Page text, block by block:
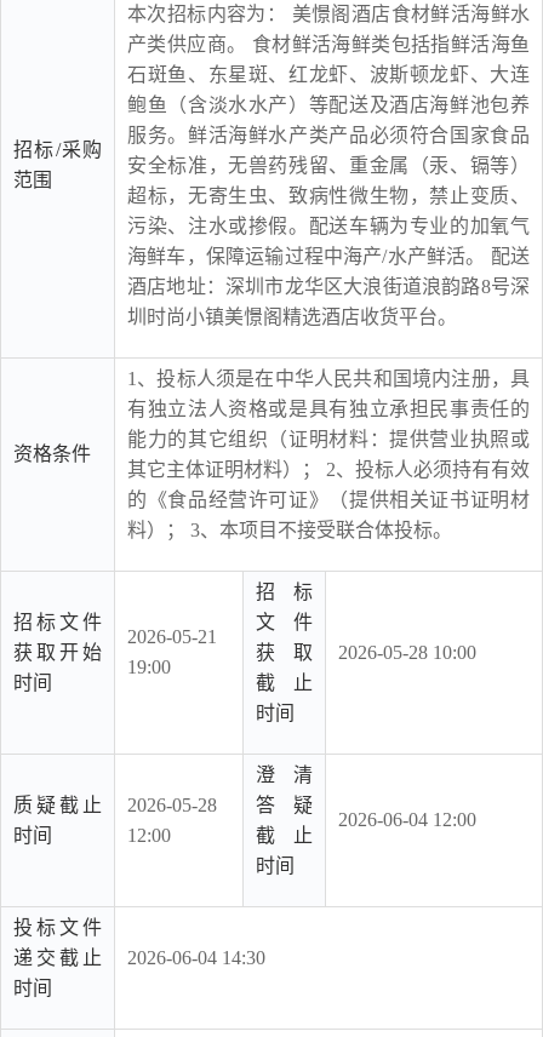
招标/采购
范围
本次招标内容为： 美憬阁酒店食材鲜活海鲜水
产类供应商。 食材鲜活海鲜类包括指鲜活海鱼
石斑鱼、东星斑、红龙虾、波斯顿龙虾、大连
鲍鱼（含淡水水产）等配送及酒店海鲜池包养
服务。鲜活海鲜水产类产品必须符合国家食品
安全标准，无兽药残留、重金属（汞、镉等）
超标，无寄生虫、致病性微生物，禁止变质、
污染、注水或掺假。配送车辆为专业的加氧气
海鲜车，保障运输过程中海产/水产鲜活。 配送
酒店地址：深圳市龙华区大浪街道浪韵路8号深
圳时尚小镇美憬阁精选酒店收货平台。
资格条件
1、投标人须是在中华人民共和国境内注册，具
有独立法人资格或是具有独立承担民事责任的
能力的其它组织（证明材料：提供营业执照或
其它主体证明材料）； 2、投标人必须持有有效
的《食品经营许可证》（提供相关证书证明材
料）； 3、本项目不接受联合体投标。
招标文件
获取开始
时间
2026-05-21
19:00
招标
文件
获取
截止
时间
2026-05-28 10:00
质疑截止
时间
2026-05-28
12:00
澄清
答疑
截止
时间
2026-06-04 12:00
投标文件
递交截止
时间
2026-06-04 14:30